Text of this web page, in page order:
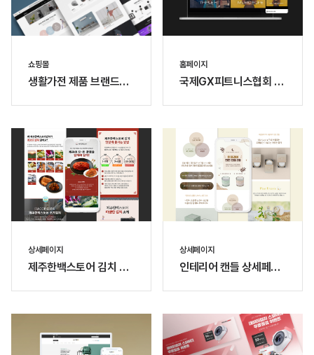
쇼핑몰
생활가전 제품 브랜드
홈페이지
국제GX피트니스협회 홈
상세페이지
제주한백스토어 김치 상
상세페이지
인테리어 캔들 상세페이